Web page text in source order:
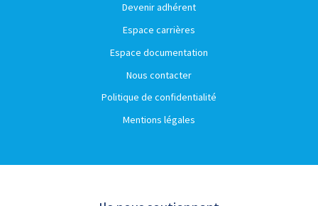
Devenir adhérent
Espace carrières
Espace documentation
Nous contacter
Politique de confidentialité
Mentions légales